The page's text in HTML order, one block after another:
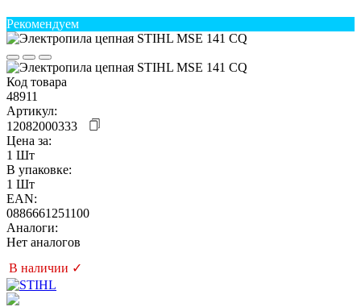
Рекомендуем
Код товара
48911
Артикул:
12082000333
Цена за:
1 Шт
В упаковке:
1 Шт
EAN:
0886661251100
Аналоги:
Нет аналогов
В наличии ✓